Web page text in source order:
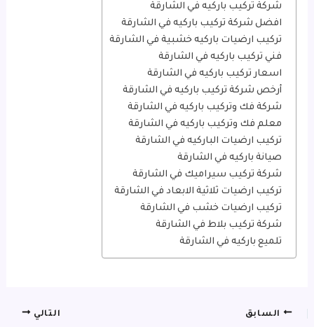
شركة تركيب باركيه في الشارقة
افضل شركة تركيب باركيه في الشارقة
تركيب ارضيات باركيه خشبية في الشارقة
فني تركيب باركيه في الشارقة
اسعار تركيب باركيه في الشارقة
أرخص شركة تركيب باركيه في الشارقة
شركة فك وتركيب باركيه في الشارقة
معلم فك وتركيب باركيه في الشارقة
تركيب ارضيات الباركيه في الشارقة
صيانة باركيه في الشارقة
شركة تركيب سيراميك في الشارقة
تركيب ارضيات ثلاثية الابعاد في الشارقة
تركيب ارضيات خشب في الشارقة
شركة تركيب بلاط في الشارقة
تلميع باركيه في الشارقة
السابق التالي